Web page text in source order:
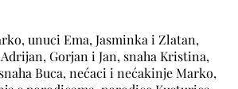
unuci Ema, Jasminka i Zlatan,
Gorjan i Jan, snaha Kristina,
Buca, nećaci i nećakinje Marko,